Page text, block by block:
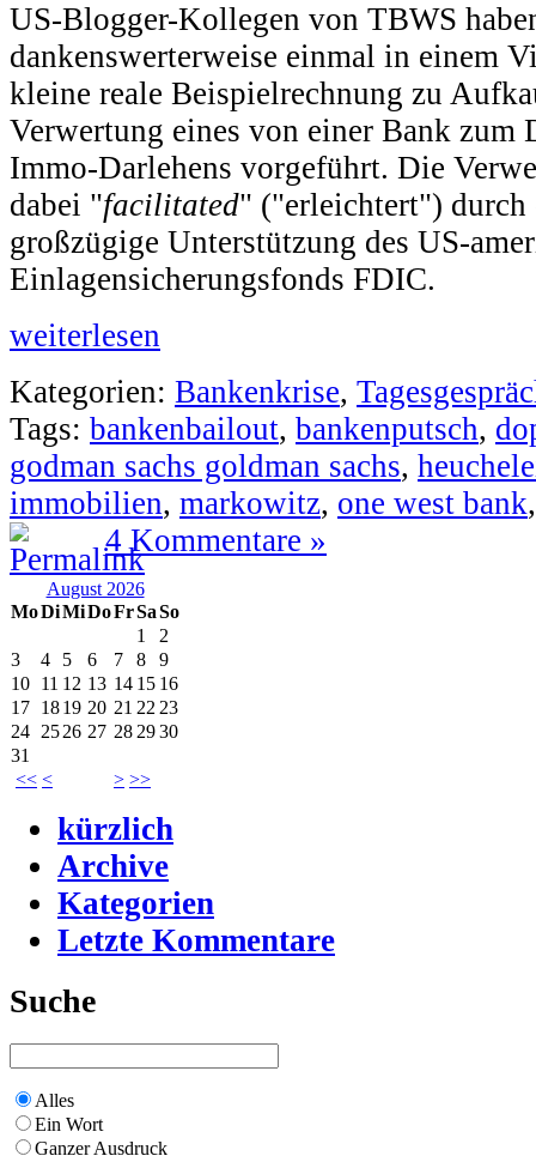
US-Blogger-Kollegen von TBWS
dankenswerterweise einmal in einem
kleine reale Beispielrechnung zu
Verwertung eines von einer Bank zum
Immo-Darlehens vorgeführt. Die
dabei "facilitated" ("erleichtert")
großzügige Unterstützung des US-
Einlagensicherungsfonds FDIC.
weiterlesen
Kategorien: Bankenkrise,
Tags: bankenbailout, bankenputsch,
godman sachs goldman sachs,
immobilien, markowitz, one west bank
4 Kommentare »
August 2026
MoDiMiDoFrSaSo
<< < > >>
1
2
3
4 5 6 7 8
9
10 11 12 13 14 15 16
17 1819 20 21 22 23
24 2526 27 28 2930
31
kürzlich
Archive
Kategorien
Letzte Kommentare
Suche
Alles
Ein Wort
Ganzer Ausdruck